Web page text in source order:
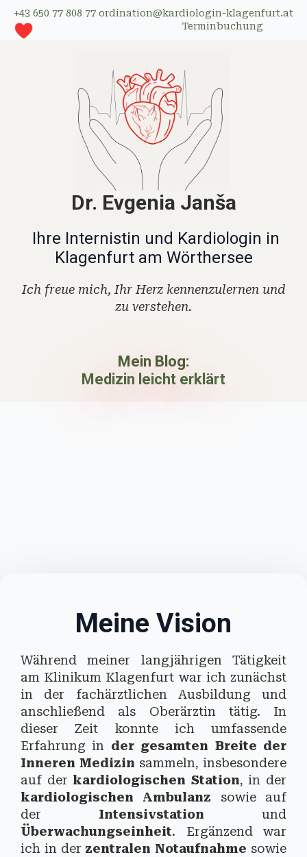
+43 650 77 808 77 ordination@kardiologin-klagenfurt.at
Terminbuchung
Dr. Evgenia Janša
Ihre Internistin und Kardiologin in
Klagenfurt am Wörthersee
Ich freue mich, Ihr Herz kennenzulernen und
zu verstehen.
Mein Blog:
Medizin leicht erklärt
Meine Vision
Während meiner langjährigen Tätigkeit
am Klinikum Klagenfurt war ich zunächst
in der fachärztlichen Ausbildung und
anschließend als Oberärztin tätig. In
dieser Zeit konnte ich umfassende
Erfahrung in der gesamten Breite der
Inneren Medizin sammeln, insbesondere
auf der kardiologischen Station, in der
kardiologischen Ambulanz sowie auf
der Intensivstation und
Überwachungseinheit. Ergänzend war
ich in der zentralen Notaufnahme sowie